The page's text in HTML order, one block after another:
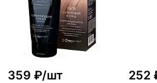
359 ₽/шт 252